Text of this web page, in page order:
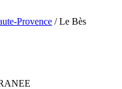
Provence / Le Bès